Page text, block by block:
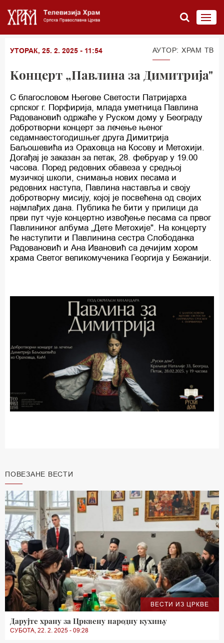
УТОРАК, 25. 2. 2025 - 11:54 АУТОР: ХРАМ ТВ
Kонцерт „Павлина за Димитрија"
С благословом Његове Светости Патријарха
српског г. Порфирија, млада уметница Павлина
Радовановић одржаће у Руском дому у Београду
добротворни концерт за лечење њеног
седамнаестогодишњег друга Димитрија
Баљошевића из Ораховца на Косову и Метохији.
Догађај је заказан за петак, 28. фебруар у 19.00
часова. Поред редовних обавеза у средњој
музичкој школи, снимања нових песама и
редовних наступа, Павлина наставља и своју
добротворну мисију, којој је посвећена од својих
најмлађих дана. Публика ће бити у прилици да
први пут чује концертно извођење песама са првог
Павлининог албума „Дете Метохије". На концерту
ће наступити и Павлинина сестра Слободанка
Радовановић и Ана Ивановић са дечијим хором
храма Светог великомученика Георгија у Бежанији.
ПОВЕЗАНЕ ВЕСТИ
ВЕСТИ ИЗ ЦРКВЕ
Дарујте храну за Црквену народну кухињу
СУБОТА, 22. 2. 2025 - 09:28